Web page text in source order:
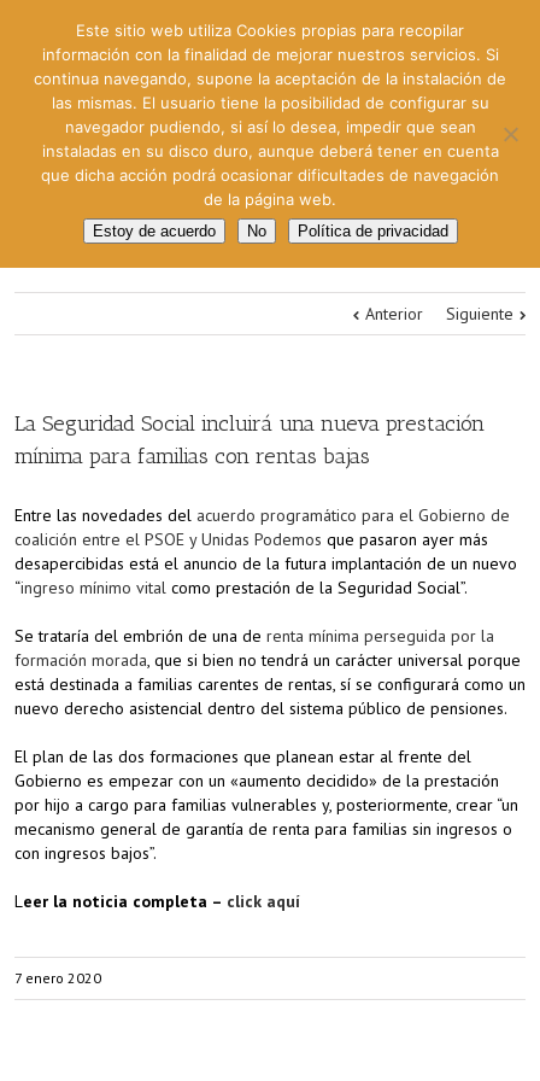
Anterior Siguiente
La Seguridad Social incluirá una nueva prestación
mínima para familias con rentas bajas
Entre las novedades del acuerdo programático para el Gobierno de
coalición entre el PSOE y Unidas Podemos que pasaron ayer más
desapercibidas está el anuncio de la futura implantación de un nuevo
“ingreso mínimo vital como prestación de la Seguridad Social”.
Se trataría del embrión de una de renta mínima perseguida por la
formación morada, que si bien no tendrá un carácter universal porque
está destinada a familias carentes de rentas, sí se configurará como un
nuevo derecho asistencial dentro del sistema público de pensiones.
El plan de las dos formaciones que planean estar al frente del
Gobierno es empezar con un «aumento decidido» de la prestación
por hijo a cargo para familias vulnerables y, posteriormente, crear “un
mecanismo general de garantía de renta para familias sin ingresos o
con ingresos bajos”.
Leer la noticia completa – click aquí
7 enero 2020
Este sitio web utiliza Cookies propias para recopilar
información con la finalidad de mejorar nuestros servicios. Si
continua navegando, supone la aceptación de la instalación de
las mismas. El usuario tiene la posibilidad de configurar su
navegador pudiendo, si así lo desea, impedir que sean
instaladas en su disco duro, aunque deberá tener en cuenta
que dicha acción podrá ocasionar dificultades de navegación
de la página web.
Estoy de acuerdo No Política de privacidad